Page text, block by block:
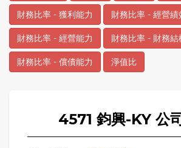
財務比率 - 獲利能力 財務比率 - 經營績
財務比率 - 經營能力 財務比率 - 財務結
財務比率 - 償債能力 淨值比
4571 鈞興-KY 公